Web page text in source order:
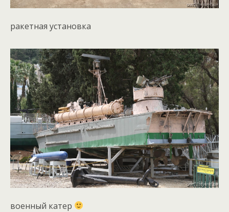
ракетная установка
военный катер